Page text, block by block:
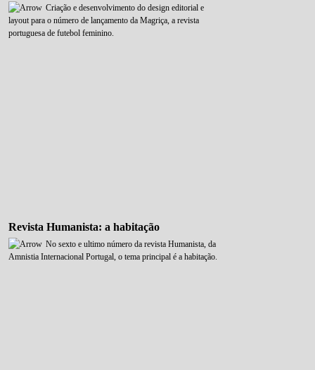
Criação e desenvolvimento do design editorial e
layout para o número de lançamento da Magriça, a revista
portuguesa de futebol feminino.
Revista Humanista: a habitação
No sexto e ultimo número da revista Humanista, da
Amnistia Internacional Portugal, o tema principal é a habitação.